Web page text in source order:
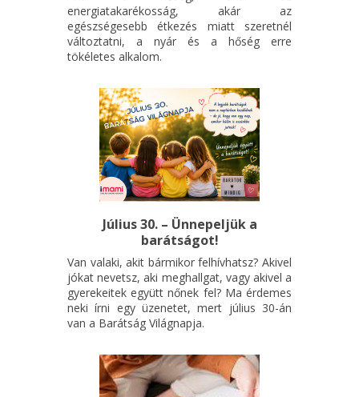
energiatakarékosság, akár az
egészségesebb étkezés miatt szeretnél
változtatni, a nyár és a hőség erre
tökéletes alkalom.
Július 30. – Ünnepeljük a
barátságot!
Van valaki, akit bármikor felhívhatsz? Akivel
jókat nevetsz, aki meghallgat, vagy akivel a
gyerekeitek együtt nőnek fel? Ma érdemes
neki írni egy üzenetet, mert július 30-án
van a Barátság Világnapja.